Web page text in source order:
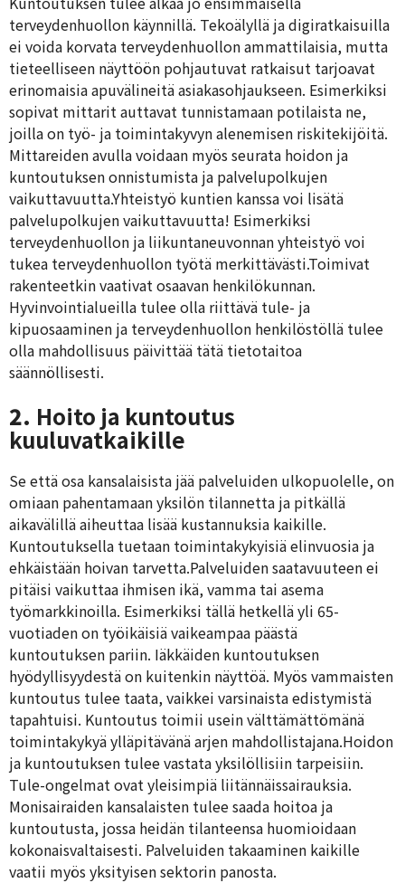
terveydenhuollon käynnillä. Tekoälyllä ja digiratkaisuilla
ei voida korvata terveydenhuollon ammattilaisia, mutta
tieteelliseen näyttöön pohjautuvat ratkaisut tarjoavat
erinomaisia apuvälineitä asiakasohjaukseen. Esimerkiksi
sopivat mittarit auttavat tunnistamaan potilaista ne,
joilla on työ- ja toimintakyvyn alenemisen riskitekijöitä.
Mittareiden avulla voidaan myös seurata hoidon ja
kuntoutuksen onnistumista ja palvelupolkujen
vaikuttavuutta.Yhteistyö kuntien kanssa voi lisätä
palvelupolkujen vaikuttavuutta! Esimerkiksi
terveydenhuollon ja liikuntaneuvonnan yhteistyö voi
tukea terveydenhuollon työtä merkittävästi.Toimivat
rakenteetkin vaativat osaavan henkilökunnan.
Hyvinvointialueilla tulee olla riittävä tule- ja
kipuosaaminen ja terveydenhuollon henkilöstöllä tulee
olla mahdollisuus päivittää tätä tietotaitoa
säännöllisesti.
2. Hoito ja kuntoutus
kuuluvatkaikille
Se että osa kansalaisista jää palveluiden ulkopuolelle, on
omiaan pahentamaan yksilön tilannetta ja pitkällä
aikavälillä aiheuttaa lisää kustannuksia kaikille.
Kuntoutuksella tuetaan toimintakykyisiä elinvuosia ja
ehkäistään hoivan tarvetta.Palveluiden saatavuuteen ei
pitäisi vaikuttaa ihmisen ikä, vamma tai asema
työmarkkinoilla. Esimerkiksi tällä hetkellä yli 65-
vuotiaden on työikäisiä vaikeampaa päästä
kuntoutuksen pariin. Iäkkäiden kuntoutuksen
hyödyllisyydestä on kuitenkin näyttöä. Myös vammaisten
kuntoutus tulee taata, vaikkei varsinaista edistymistä
tapahtuisi. Kuntoutus toimii usein välttämättömänä
toimintakykyä ylläpitävänä arjen mahdollistajana.Hoidon
ja kuntoutuksen tulee vastata yksilöllisiin tarpeisiin.
Tule-ongelmat ovat yleisimpiä liitännäissairauksia.
Monisairaiden kansalaisten tulee saada hoitoa ja
kuntoutusta, jossa heidän tilanteensa huomioidaan
kokonaisvaltaisesti. Palveluiden takaaminen kaikille
vaatii myös yksityisen sektorin panosta.